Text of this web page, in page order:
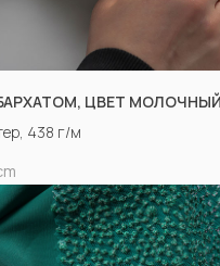
ЦВЕТ МОЛОЧНЫЙ
438 г/м